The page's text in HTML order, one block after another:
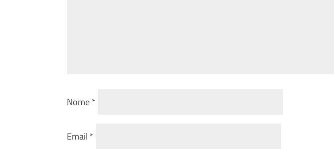
Nome*
Email *